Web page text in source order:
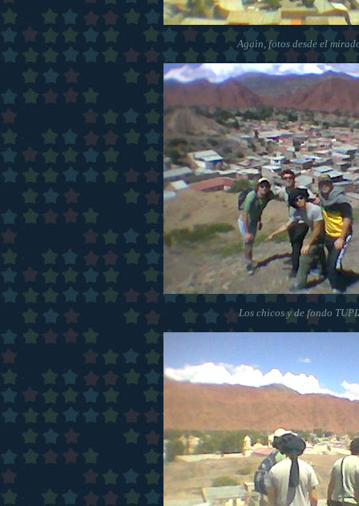
Again, fotos desde el
Los chicos y de fondo